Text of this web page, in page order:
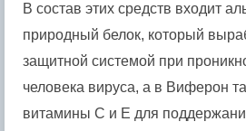
В состав этих средств входит
природный белок, который
защитной системой при
человека вируса, а в Виферон
витамины С и Е для